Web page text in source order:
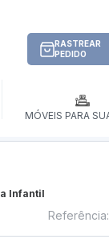
RASTREAR
PEDIDO
MÓVEIS PARA
Infantil